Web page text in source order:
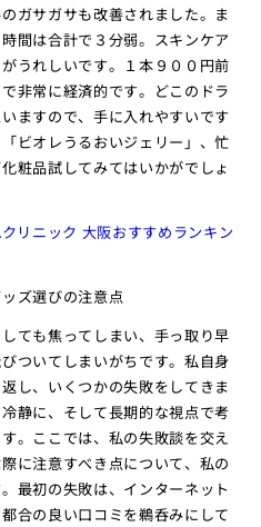
ガサガサも改善されました。ま
間は合計で３分弱。スキンケア
うれしいです。１本９００円前
非常に経済的です。どこのドラ
ますので、手に入れやすいです
ビオレうるおいジェリー」、忙
粧品試してみてはいかがでしょ
リニック 大阪おすすめランキン
ズ選びの注意点
ても焦ってしまい、手っ取り早
ついてしまいがちです。私自身
し、いくつかの失敗をしてきま
静に、そして長期的な視点で考
。ここでは、私の失敗談を交え
に注意すべき点について、私の
最初の失敗は、インターネット
合の良い口コミを鵜呑みにして